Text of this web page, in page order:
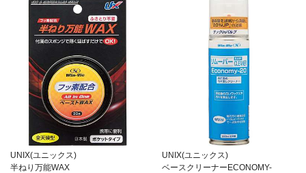
UNIX(ユニックス)
半ねり万能WAX
UNIX(ユニックス)
ベースクリーナーECONOMY-